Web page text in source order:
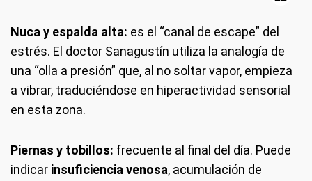
Nuca y espalda alta: es el “canal de escape” del
estrés. El doctor Sanagustín utiliza la analogía de
una “olla a presión” que, al no soltar vapor, empieza
a vibrar, traduciéndose en hiperactividad sensorial
en esta zona.
Piernas y tobillos: frecuente al final del día. Puede
indicar insuficiencia venosa, acumulación de